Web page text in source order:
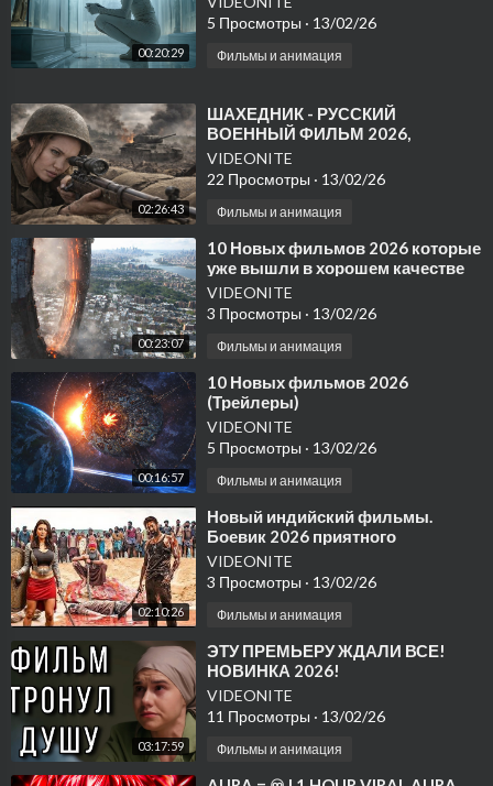
more OPM playlists and emotional Tagalog vibes 🎶💖
00:20:29
5 Просмотры · 13/02/26
Фильмы и анимация
02:26:43
⁣ШАХЕДНИК - РУССКИЙ
ВОЕННЫЙ ФИЛЬМ 2026,
ЛУЧШИЙ ВОЕННЫЙ ФИЛЬМ
2026
VIDEONITE
22 Просмотры · 13/02/26
Фильмы и анимация
00:23:07
⁣10 Новых фильмов 2026 которые
уже вышли в хорошем качестве
VIDEONITE
3 Просмотры · 13/02/26
Фильмы и анимация
00:16:57
⁣10 Новых фильмов 2026
(Трейлеры)
VIDEONITE
5 Просмотры · 13/02/26
Фильмы и анимация
02:10:26
⁣Новый индийский фильмы.
Боевик 2026 приятного
просмотра
VIDEONITE
3 Просмотры · 13/02/26
Фильмы и анимация
03:17:59
⁣ЭТУ ПРЕМЬЕРУ ЖДАЛИ ВСЕ!
НОВИНКА 2026!
VIDEONITE
11 Просмотры · 13/02/26
Фильмы и анимация